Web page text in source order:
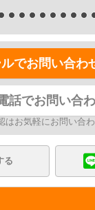
でお問い合わ
話でお問い合
はお気軽にお問い合わ
る